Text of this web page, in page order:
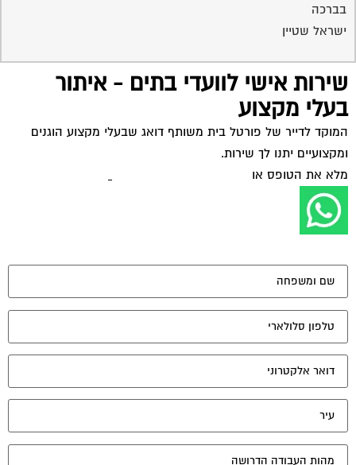
בברכה
ישראל שטיין
שירות אישי לוועדי בתים - איתור
בעלי מקצוע
המוקד לדייר של פורטל בית משותף דואג שבעלי מקצוע הוגנים
ומקצועיים יתנו לך שירות.
מלא את הטופס אולחץ לשליחת הודעת ווצאפ